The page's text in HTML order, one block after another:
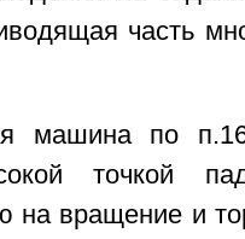
часть
машина по
точкой
на вращение и